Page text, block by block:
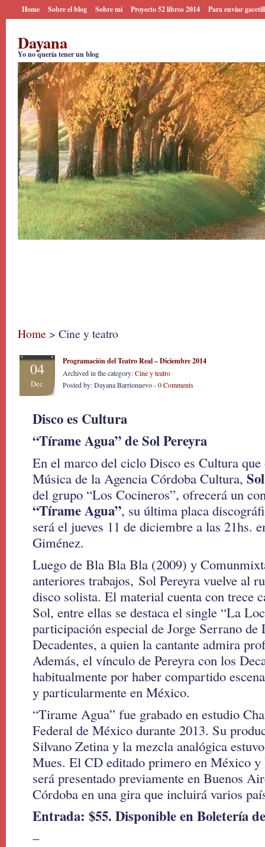
Home Sobre el blog Sobre mi Proyecto 52 libros 2014 Para enviar
Dayana
Yo no quería tener un blog
Home > Cine y teatro
04
Dec
Programación del Teatro Real – Diciembre 2014
Archived in the category:Cine y teatro
Posted by: Dayana Barrionuevo -0 Comments
Disco es Cultura
“Tírame Agua” de Sol Pereyra
En el marco del ciclo Disco es Cultura
Música de la Agencia Córdoba Cultura,
del grupo “Los Cocineros”, ofrecerá un
“Tírame Agua”, su última placa
será el jueves 11 de diciembre a las 21hs.
Giménez.
Luego de Bla Bla Bla (2009) y
anteriores trabajos, Sol Pereyra vuelve al
disco solista. El material cuenta con trece
Sol, entre ellas se destaca el single “La
participación especial de Jorge Serrano de
Decadentes, a quien la cantante admira
Además, el vínculo de Pereyra con los
habitualmente por haber compartido
y particularmente en México.
“Tirame Agua” fue grabado en estudio
Federal de México durante 2013. Su
Silvano Zetina y la mezcla analógica
Mues. El CD editado primero en México y
será presentado previamente en Buenos
Córdoba en una gira que incluirá varios
Entrada: $55. Disponible en Boletería
–